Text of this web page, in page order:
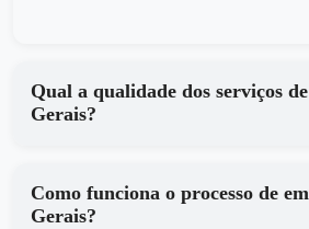
Qual a qualidade dos serviços de em Minas
Gerais?
Como funciona o processo de em Minas
Gerais?